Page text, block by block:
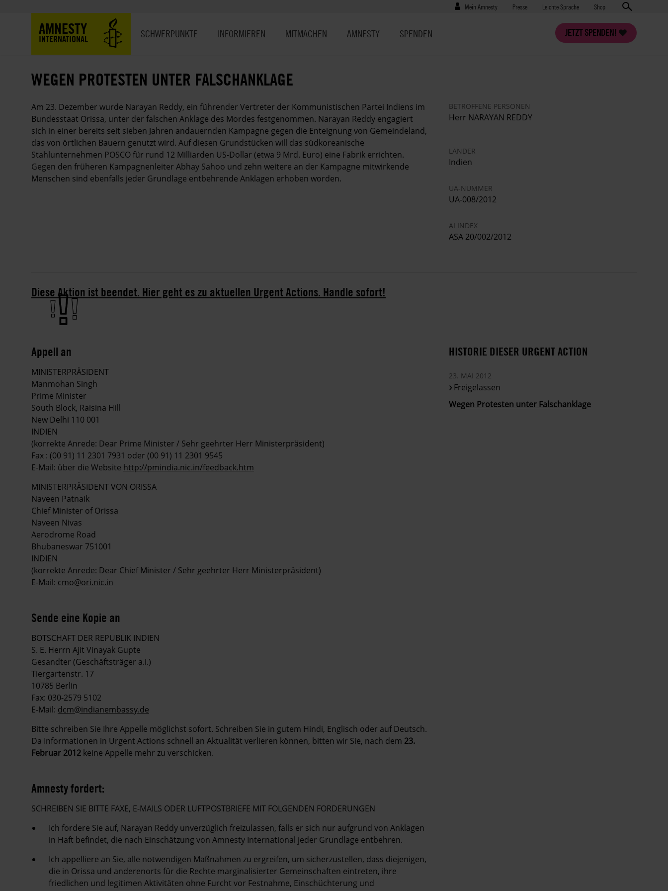
Benutzermenü
Mein Amnesty Presse
Presse Leichte Sprache Shop
AMNESTY
INTERNATIONAL
JETZT SPENDEN!
SCHWERPUNKTE INFORMIEREN MITMACHEN AMNESTY SPENDEN
WEGEN PROTESTEN UNTER FALSCHANKLAGE
Am 23. Dezember wurde Narayan Reddy, ein führender Vertreter der Kommunistischen Partei Indiens im
Bundesstaat Orissa, unter der falschen Anklage des Mordes festgenommen. Narayan Reddy engagiert
sich in einer bereits seit sieben Jahren andauernden Kampagne gegen die Enteignung von Gemeindeland,
das von örtlichen Bauern genutzt wird. Auf diesen Grundstücken will das südkoreanische
Stahlunternehmen POSCO für rund 12 Milliarden US-Dollar (etwa 9 Mrd. Euro) eine Fabrik errichten.
Gegen den früheren Kampagnenleiter Abhay Sahoo und zehn weitere an der Kampagne mitwirkende
Menschen sind ebenfalls jeder Grundlage entbehrende Anklagen erhoben worden.
BETROFFENE PERSONEN
Herr NARAYAN REDDY
LÄNDER
Indien
UA-NUMMER
UA-008/2012
AI INDEX
ASA 20/002/2012
Diese Aktion ist beendet. Hier geht es zu aktuellen Urgent Actions. Handle sofort!
Appell an
MINISTERPRÄSIDENT
Manmohan Singh
Prime Minister
South Block, Raisina Hill
New Delhi 110 001
INDIEN
(korrekte Anrede: Dear Prime Minister / Sehr geehrter Herr Ministerpräsident)
Fax : (00 91) 11 2301 7931 oder (00 91) 11 2301 9545
E-Mail: über die Website http://pmindia.nic.in/feedback.htm
MINISTERPRÄSIDENT VON ORISSA
Naveen Patnaik
Chief Minister of Orissa
Naveen Nivas
Aerodrome Road
Bhubaneswar 751001
INDIEN
(korrekte Anrede: Dear Chief Minister / Sehr geehrter Herr Ministerpräsident)
E-Mail: cmo@ori.nic.in
Sende eine Kopie an
BOTSCHAFT DER REPUBLIK INDIEN
S. E. Herrn Ajit Vinayak Gupte
Gesandter (Geschäftsträger a.i.)
Tiergartenstr. 17
10785 Berlin
Fax: 030-2579 5102
E-Mail: dcm@indianembassy.de
Bitte schreiben Sie Ihre Appelle möglichst sofort. Schreiben Sie in gutem Hindi, Englisch oder auf Deutsch.
Da Informationen in Urgent Actions schnell an Aktualität verlieren können, bitten wir Sie, nach dem 23.
Februar 2012 keine Appelle mehr zu verschicken.
Amnesty fordert:
SCHREIBEN SIE BITTE FAXE, E-MAILS ODER LUFTPOSTBRIEFE MIT FOLGENDEN FORDERUNGEN
Ich fordere Sie auf, Narayan Reddy unverzüglich freizulassen, falls er sich nur aufgrund von Anklagen
in Haft befindet, die nach Einschätzung von Amnesty International jeder Grundlage entbehren.
Ich appelliere an Sie, alle notwendigen Maßnahmen zu ergreifen, um sicherzustellen, dass diejenigen,
die in Orissa und anderenorts für die Rechte marginalisierter Gemeinschaften eintreten, ihre
friedlichen und legitimen Aktivitäten ohne Furcht vor Festnahme, Einschüchterung und
HISTORIE DIESER URGENT ACTION
23. MAI 2012
Freigelassen
Wegen Protesten unter Falschanklage